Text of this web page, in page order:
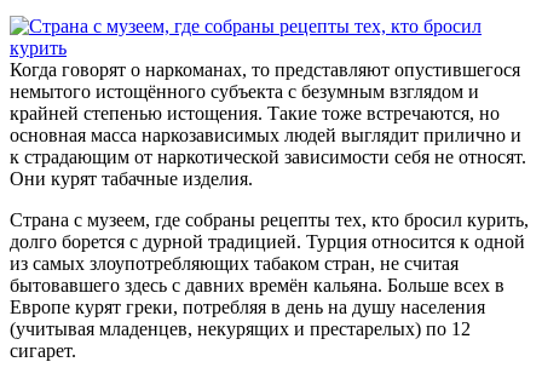
Когда говорят о наркоманах, то представляют опустившегося
немытого истощённого субъекта с безумным взглядом и
крайней степенью истощения. Такие тоже встречаются, но
основная масса наркозависимых людей выглядит прилично и
к страдающим от наркотической зависимости себя не относят.
Они курят табачные изделия.
Страна с музеем, где собраны рецепты тех, кто бросил курить,
долго борется с дурной традицией. Турция относится к одной
из самых злоупотребляющих табаком стран, не считая
бытовавшего здесь с давних времён кальяна. Больше всех в
Европе курят греки, потребляя в день на душу населения
(учитывая младенцев, некурящих и престарелых) по 12
сигарет.